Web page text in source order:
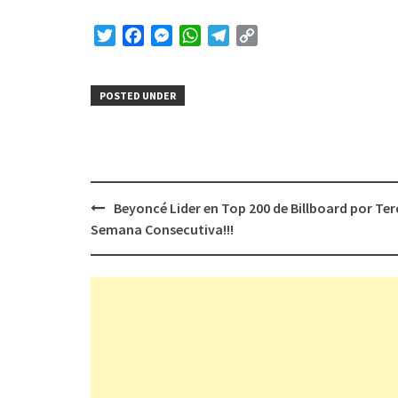
TwitterFacebookMessengerWhatsAppTelegram
POSTED UNDER
Post
navigation
Beyoncé Lider en Top 200 de Billboard por
Semana Consecutiva!!!